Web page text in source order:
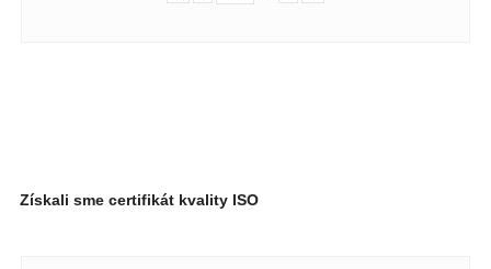
Získali sme certifikát kvality ISO